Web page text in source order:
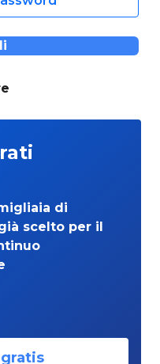
di
scelto per il